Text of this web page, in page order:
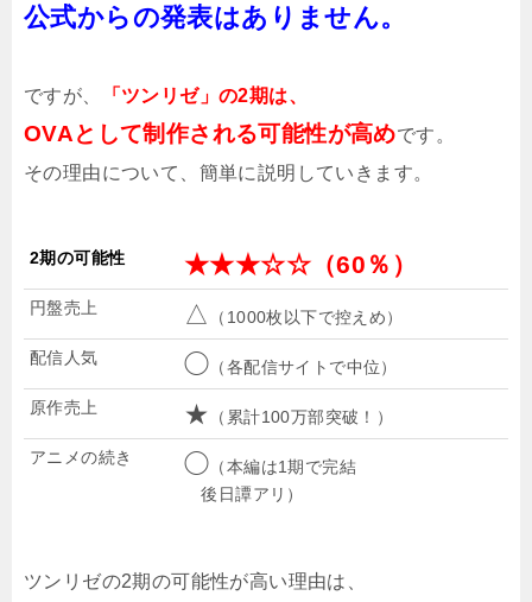
公式からの発表はありません。
ですが、 「ツンリゼ」の2期は、
OVAとして制作される可能性が高めです。
その理由について、簡単に説明していきます。
2期の可能性 ★★★☆☆（60％）
円盤売上 △ （1000枚以下で控えめ）
配信人気 ◯ （各配信サイトで中位）
原作売上 ★ （累計100万部突破！）
アニメの続き ◯ （本編は1期で完結
後日譚アリ）
ツンリゼの2期の可能性が高い理由は、